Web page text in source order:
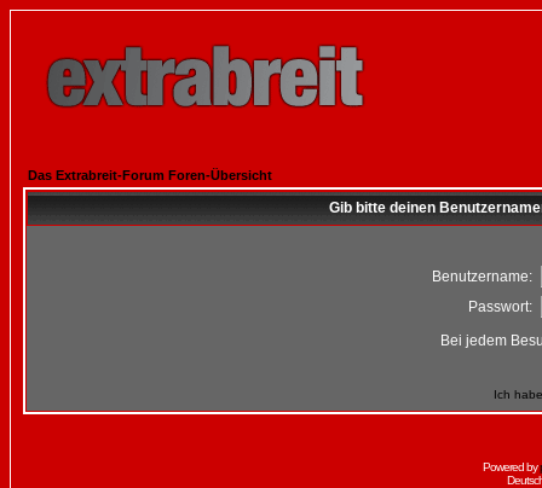
Das Extrabreit-Forum Foren-Übersicht
Gib bitte deinen
Benutzername:
Passwort:
Bei jedem
Ich
Powered by